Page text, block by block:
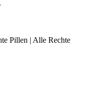
Pillen | Alle Rechte